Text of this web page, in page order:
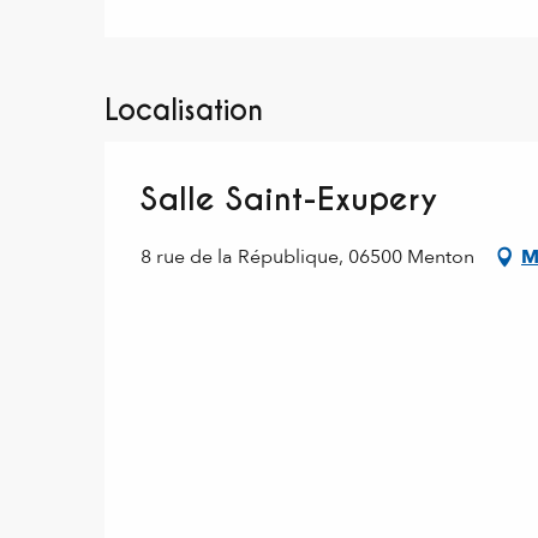
Localisation
Salle Saint-Exupery
8 rue de la République, 06500 Menton